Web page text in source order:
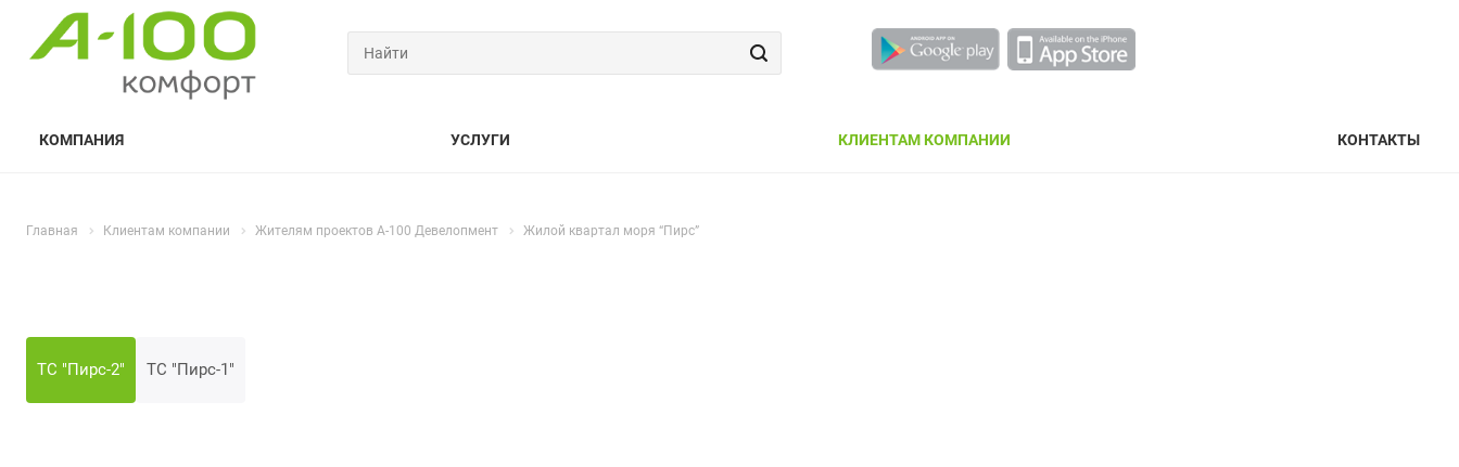
КОМПАНИЯ УСЛУГИ КЛИЕНТАМ КОМПАНИИ КОНТАКТЫ
Главная Клиентам компании Жителям проектов А-100 Девелопмент Жилой квартал моря “Пирс”
ТС "Пирс-2" ТС "Пирс-1"